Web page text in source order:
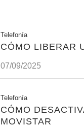
Telefonía
CÓMO LIBERAR
07/09/2025
Telefonía
CÓMO
MOVISTAR